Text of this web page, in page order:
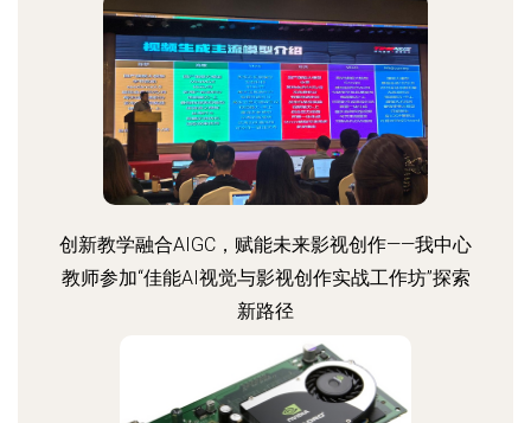
创新教学融合AIGC，赋能未来影视创作——我中心
教师参加“佳能AI视觉与影视创作实战工作坊”探索
新路径